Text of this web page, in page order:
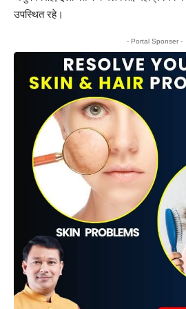
उपस्थित रहे।
- Portal Sponser -